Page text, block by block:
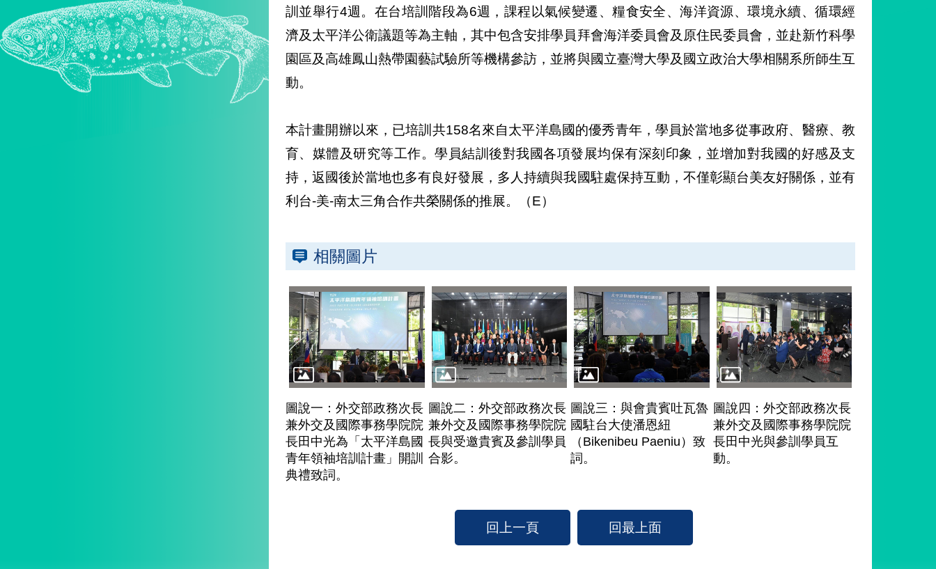
訓並舉行4週。在台培訓階段為6週，課程以氣候變遷、糧食安全、海洋資源、環境永續、循環經
濟及太平洋公衛議題等為主軸，其中包含安排學員拜會海洋委員會及原住民委員會，並赴新竹科學
園區及高雄鳳山熱帶園藝試驗所等機構參訪，並將與國立臺灣大學及國立政治大學相關系所師生互
動。
本計畫開辦以來，已培訓共158名來自太平洋島國的優秀青年，學員於當地多從事政府、醫療、教
育、媒體及研究等工作。學員結訓後對我國各項發展均保有深刻印象，並增加對我國的好感及支
持，返國後於當地也多有良好發展，多人持續與我國駐處保持互動，不僅彰顯台美友好關係，並有
利台-美-南太三角合作共榮關係的推展。（E）
相關圖片
圖說一：外交部政務次長
兼外交及國際事務學院院
長田中光為「太平洋島國
青年領袖培訓計畫」開訓
典禮致詞。
圖說二：外交部政務次長
兼外交及國際事務學院院
長與受邀貴賓及參訓學員
合影。
圖說三：與會貴賓吐瓦魯
國駐台大使潘恩紐
（Bikenibeu Paeniu）致
詞。
圖說四：外交部政務次長
兼外交及國際事務學院院
長田中光與參訓學員互
動。
回上一頁 回最上面